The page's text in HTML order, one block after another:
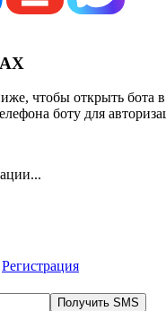
чтобы открыть бота
боту для
Регистрация
Получить SMS